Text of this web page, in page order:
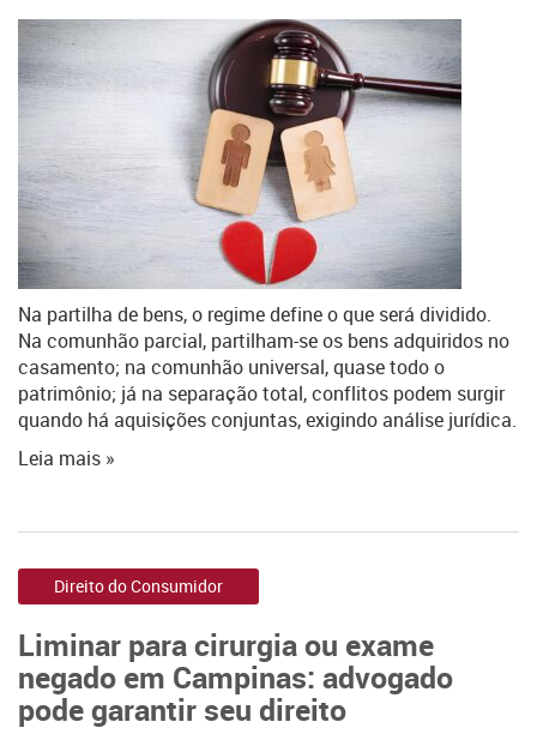
Na partilha de bens, o regime define o que será dividido.
Na comunhão parcial, partilham-se os bens adquiridos no
casamento; na comunhão universal, quase todo o
patrimônio; já na separação total, conflitos podem surgir
quando há aquisições conjuntas, exigindo análise jurídica.
Leia mais »
Direito do Consumidor
Liminar para cirurgia ou exame
negado em Campinas: advogado
pode garantir seu direito